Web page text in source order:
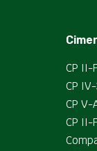
CP II-
CP
CP V-
CP II-